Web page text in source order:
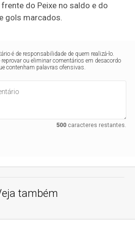
do Peixe no saldo e do
gols marcados.
é de responsabilidade de quem realizá-lo.
ou eliminar comentários em desacordo
contenham palavras ofensivas.
500caracteres restantes.
também